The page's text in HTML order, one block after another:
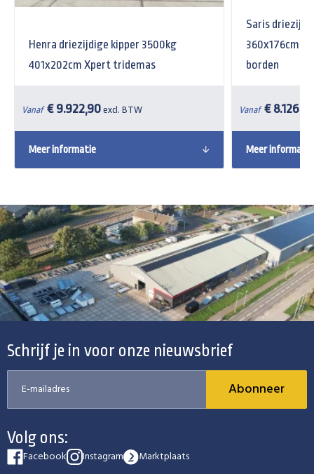
Henra driezijdige kipper 3500kg
401x202cm Xpert tridemas
Vanaf € 9.922,90 excl. BTW
Meer informatie
Saris
360x176cm
borden
Vanaf €
Meer informatie
Schrijf je in voor onze nieuwsbrief
Abonneer
Volg ons:
Facebook Instagram Marktplaats